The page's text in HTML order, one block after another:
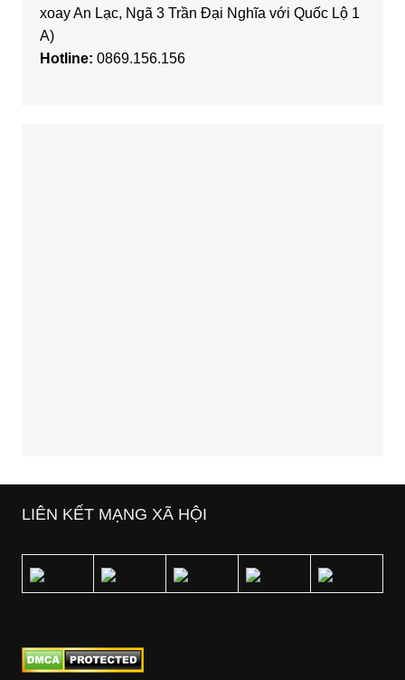
xoay An Lạc, Ngã 3 Trần Đại Nghĩa với Quốc Lộ 1
A)
Hotline: 0869.156.156
LIÊN KẾT MẠNG XÃ HỘI